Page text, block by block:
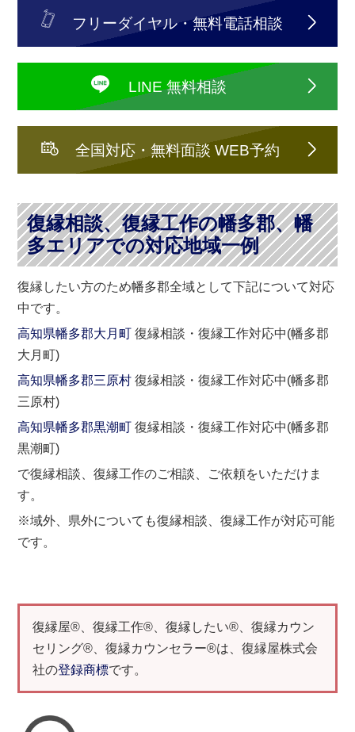
フリーダイヤル・無料電話相談
LINE 無料相談
全国対応・無料面談 WEB予約
復縁相談、復縁工作の幡多郡、幡
多エリアでの対応地域一例
復縁したい方のため幡多郡全域として下記について対応
中です。
高知県幡多郡大月町 復縁相談・復縁工作対応中(幡多郡
大月町)
高知県幡多郡三原村 復縁相談・復縁工作対応中(幡多郡
三原村)
高知県幡多郡黒潮町 復縁相談・復縁工作対応中(幡多郡
黒潮町)
で復縁相談、復縁工作のご相談、ご依頼をいただけま
す。
※域外、県外についても復縁相談、復縁工作が対応可能
です。
復縁屋®、復縁工作®、復縁したい®、復縁カウン
セリング®、復縁カウンセラー®は、復縁屋株式会
社の登録商標です。